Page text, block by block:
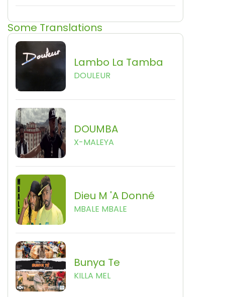
Some Translations
Lambo La Tamba
DOULEUR
DOUMBA
X-MALEYA
Dieu M 'a Donné
MBALE MBALE
Bunya Te
KILLA MEL